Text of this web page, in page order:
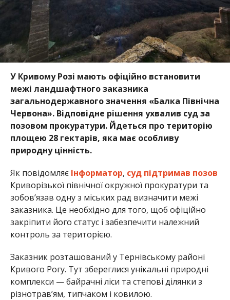
У Кривому Розі мають офіційно встановити
межі ландшафтного заказника
загальнодержавного значення «Балка Північна
Червона». Відповідне рішення ухвалив суд за
позовом прокуратури. Йдеться про територію
площею 28 гектарів, яка має особливу
природну цінність.
Як повідомляє Інформатор, суд підтримав позов
Криворізької північної окружної прокуратури та
зобов’язав одну з міських рад визначити межі
заказника. Це необхідно для того, щоб офіційно
закріпити його статус і забезпечити належний
контроль за територією.
Заказник розташований у Тернівському районі
Кривого Рогу. Тут збереглися унікальні природні
комплекси — байрачні ліси та степові ділянки з
різнотрав’ям, типчаком і ковилою.